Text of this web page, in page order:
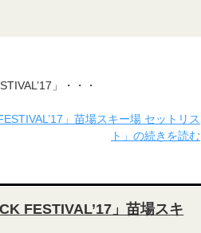
」・・・
」苗場スキー場 セットリス
ト」の続きを読む
FESTIVAL’17」苗場スキ